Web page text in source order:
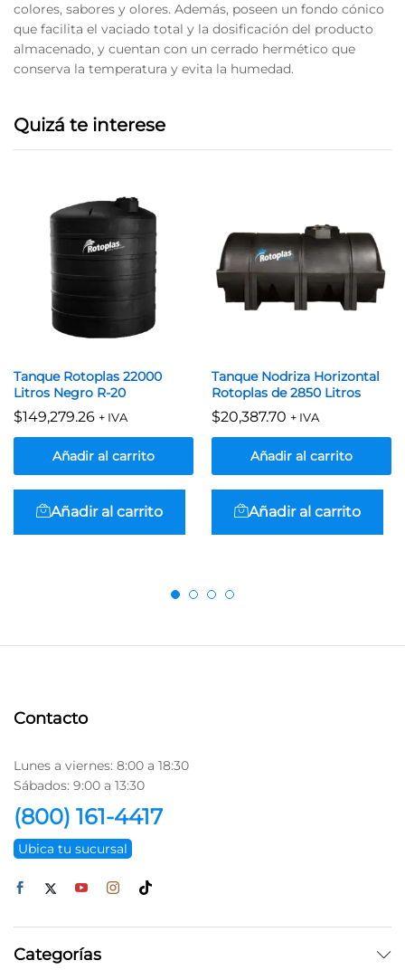
colores, sabores y olores. Además, poseen un fondo cónico
que facilita el vaciado total y la dosificación del producto
almacenado, y cuentan con un cerrado hermético que
conserva la temperatura y evita la humedad.
Quizá te interese
Tanque Rotoplas 22000
Litros Negro R-20
$149,279.26 + IVA
Añadir al carrito
Añadir al carrito
Tanque Nodriza Horizontal
Rotoplas de 2850 Litros
$20,387.70 + IVA
Añadir al carrito
Añadir al carrito
Contacto
Lunes a viernes: 8:00 a 18:30
Sábados: 9:00 a 13:30
(800) 161-4417
Ubica tu sucursal
Categorías